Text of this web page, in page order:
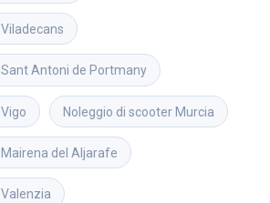
Viladecans
Sant Antoni de Portmany
Vigo Noleggio di scooter Murcia
Mairena del Aljarafe
Valenzia